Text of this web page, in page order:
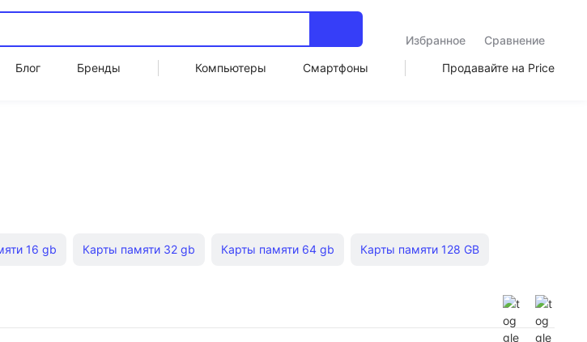
Избранное
Сравнение
Блог Бренды Компьютеры Смартфоны Продавайте на Price
16 gb Карты памяти 32 gb Карты памяти 64 gb Карты памяти 128 GB
Карты памяти microsdhc Карты памяти на 128 гб Карты памяти sdhc